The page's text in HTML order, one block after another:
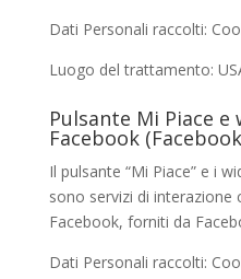
Dati Personali raccolti:
Luogo del trattamento:
Pulsante Mi Piace
Facebook
Il pulsante “Mi Piace” e i
sono servizi di interazione
Facebook, forniti da
Dati Personali raccolti: